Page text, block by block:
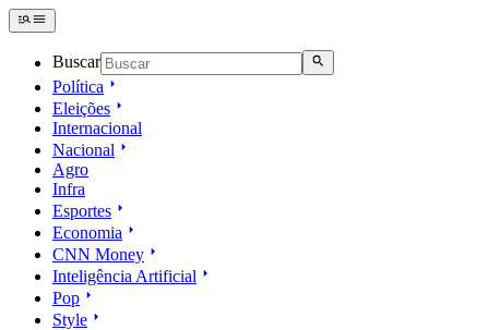
Buscar
Política
Eleições
Internacional
Nacional
Agro
Infra
Esportes
Economia
CNN Money
Inteligência Artificial
Pop
Style